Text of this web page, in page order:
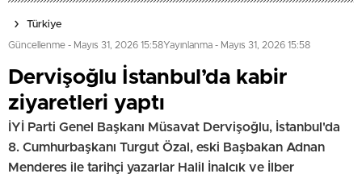
Türkiye
Güncellenme - Mayıs 31, 2026 15:58Yayınlanma - Mayıs 31, 2026 15:58
Dervişoğlu İstanbul’da kabir
ziyaretleri yaptı
İYİ Parti Genel Başkanı Müsavat Dervişoğlu, İstanbul'da
8. Cumhurbaşkanı Turgut Özal, eski Başbakan Adnan
Menderes ile tarihçi yazarlar Halil İnalcık ve İlber